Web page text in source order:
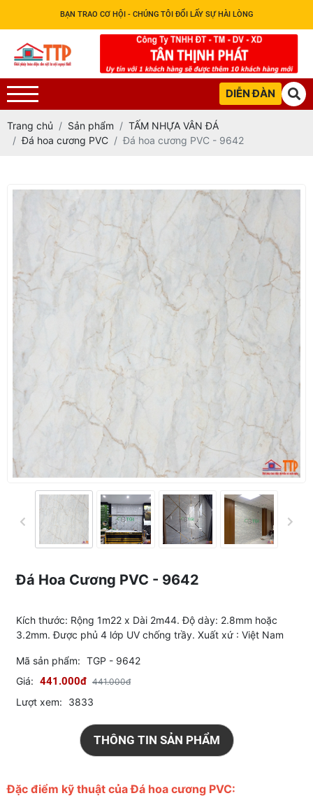
BẠN TRAO CƠ HỘI - CHÚNG TÔI ĐỔI LẤY SỰ HÀI LÒNG
DIỄN ĐÀN
Trang chủ Sản phẩm
TẤM NHỰA VÂN ĐÁ
Đá hoa cương PVC
Đá hoa cương PVC - 9642
Đá Hoa Cương PVC - 9642
Kích thước: Rộng 1m22 x Dài 2m44. Độ dày: 2.8mm hoặc
3.2mm. Được phủ 4 lớp UV chống trầy. Xuất xứ : Việt Nam
Mã sản phẩm: TGP - 9642
Giá: 441.000đ 441.000đ
Lượt xem: 3833
THÔNG TIN SẢN PHẨM
Đặc điểm kỹ thuật của Đá hoa cương PVC: